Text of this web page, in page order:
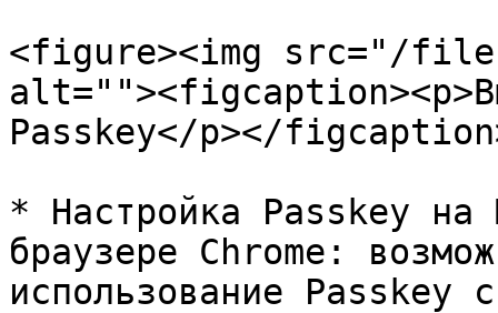
<figure><img src="/files/
Passkey</p></
* Настройка Passkey на
браузере Chrome:
использование Passkey